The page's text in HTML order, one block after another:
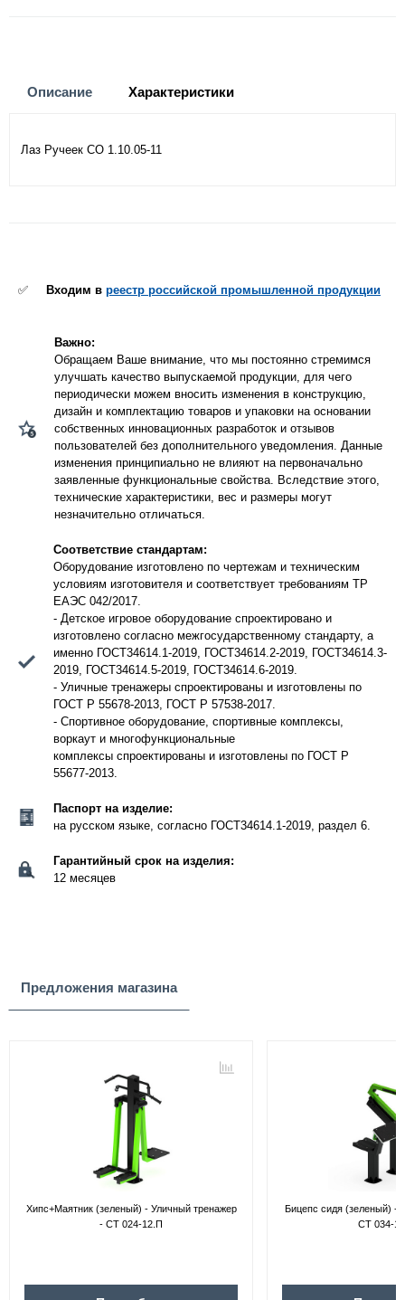
Описание Характеристики
Лаз Ручеек СО 1.10.05-11
✅ Входим в реестр российской промышленной продукции
Важно:
Обращаем Ваше внимание, что мы постоянно стремимся
улучшать качество выпускаемой продукции, для чего
периодически можем вносить изменения в конструкцию,
дизайн и комплектацию товаров и упаковки на основании
собственных инновационных разработок и отзывов
пользователей без дополнительного уведомления. Данные
изменения принципиально не влияют на первоначально
заявленные функциональные свойства. Вследствие этого,
технические характеристики, вес и размеры могут
незначительно отличаться.
Соответствие стандартам:
Оборудование изготовлено по чертежам и техническим
условиям изготовителя и соответствует требованиям ТР
ЕАЭС 042/2017.
- Детское игровое оборудование спроектировано и
изготовлено согласно межгосударственному стандарту, а
именно ГОСТ34614.1-2019, ГОСТ34614.2-2019, ГОСТ34614.3-
2019, ГОСТ34614.5-2019, ГОСТ34614.6-2019.
- Уличные тренажеры спроектированы и изготовлены по
ГОСТ Р 55678-2013, ГОСТ Р 57538-2017.
- Спортивное оборудование, спортивные комплексы,
воркаут и многофункциональные
комплексы спроектированы и изготовлены по ГОСТ Р
55677-2013.
Паспорт на изделие:
на русском языке, согласно ГОСТ34614.1-2019, раздел 6.
Гарантийный срок на изделия:
12 месяцев
Предложения магазина
Хипс+Маятник (зеленый) - Уличный тренажер
- СТ 024-12.П
Бицепс сидя (зеленый) -
СТ 034-